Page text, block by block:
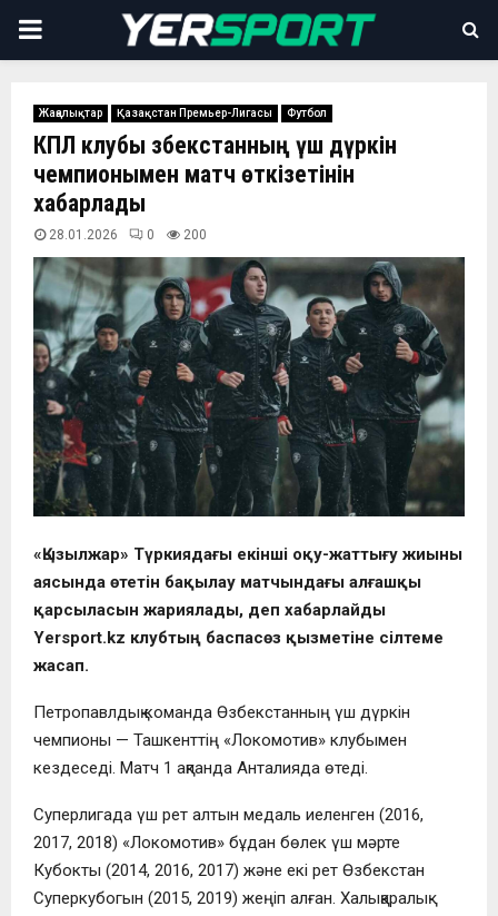
PRIMARY
Жаңалықтар Қазақстан Премьер-Лигасы Футбол
КПЛ клубы Өзбекстанның үш дүркін
чемпионымен матч өткізетінін
хабарлады
28.01.2026 0 200
«Қызылжар» Түркиядағы екінші оқу-жаттығу жиыны
аясында өтетін бақылау матчындағы алғашқы
қарсыласын жариялады, деп хабарлайды
Yersport.kz клубтың баспасөз қызметіне сілтеме
жасап.
Петропавлдық команда Өзбекстанның үш дүркін
чемпионы — Ташкенттің «Локомотив» клубымен
кездеседі. Матч 1 ақпанда Анталияда өтеді.
Суперлигада үш рет алтын медаль иеленген (2016,
2017, 2018) «Локомотив» бұдан бөлек үш мәрте
Кубокты (2014, 2016, 2017) және екі рет Өзбекстан
Суперкубогын (2015, 2019) жеңіп алған. Халықаралық